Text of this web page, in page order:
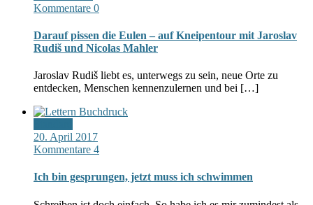
Kommentare 0
Darauf pissen die Eulen – auf Kneipentour mit Jaroslav
Rudiš und Nicolas Mahler
Jaroslav Rudiš liebt es, unterwegs zu sein, neue Orte zu
entdecken, Menschen kennenzulernen und bei […]
20. April 2017
Kommentare 4
Ich bin gesprungen, jetzt muss ich schwimmen